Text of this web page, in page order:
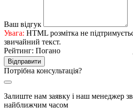
Ваш відгук
Увага: HTML розмітка не
звичайний текст.
Рейтинг: Погано
Відправити
Потрібна консультація?
Залиште нам заявку і наш менеджер
найближчим часом